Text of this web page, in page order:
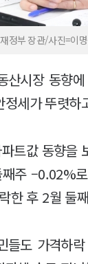
정부 장관/사진=이
산시장 동향
세가 뚜렷
트값 동향
주 –0.02%
한 후 2월 둘
들도 가격하